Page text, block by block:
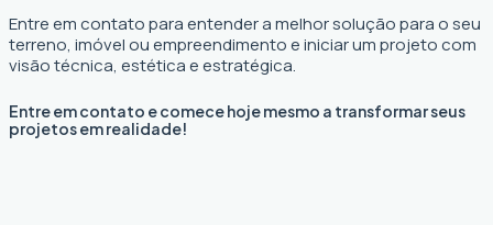
Entre em contato para entender a melhor solução para o seu
terreno, imóvel ou empreendimento e iniciar um projeto com
visão técnica, estética e estratégica.
Entre em contato e comece hoje mesmo a transformar seus
projetos em realidade!